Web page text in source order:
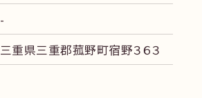
-
三重県三重郡菰野町宿野３６３